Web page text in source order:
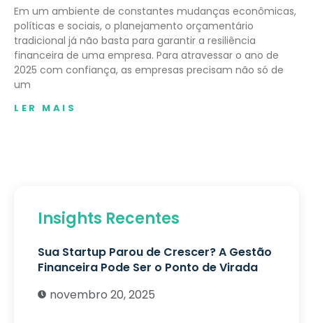
Em um ambiente de constantes mudanças econômicas,
políticas e sociais, o planejamento orçamentário
tradicional já não basta para garantir a resiliência
financeira de uma empresa. Para atravessar o ano de
2025 com confiança, as empresas precisam não só de
um
LER MAIS
Insights Recentes
Sua Startup Parou de Crescer? A Gestão
Financeira Pode Ser o Ponto de Virada
novembro 20, 2025